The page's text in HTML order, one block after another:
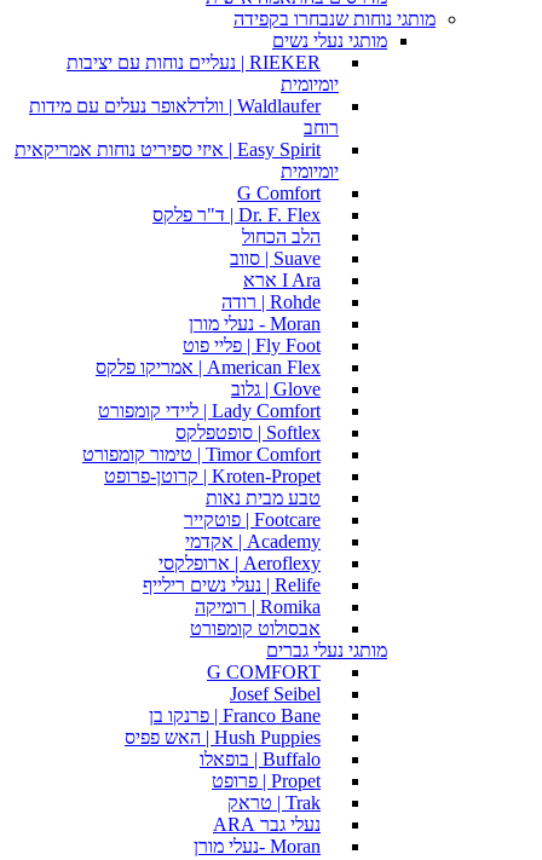
מותגי נוחות שנבחרו בקפידה
מותגי נעלי נשים
RIEKER | נעליים נוחות עם יציבות
יומיומית
Waldlaufer | וולדלאופר נעלים עם מידות
רוחב
Easy Spirit | איזי ספיריט נוחות אמריקאית
יומיומית
G Comfort
Dr. F. Flex | ד"ר פלקס
הלב הכחול
Suave | סווב
I Ara ארא
Rohde | רודה
Moran - נעלי מורן
Fly Foot | פליי פוט
American Flex | אמריקו פלקס
Glove | גלוב
Lady Comfort | ליידי קומפורט
Softlex | סופטפלקס
Timor Comfort | טימור קומפורט
Kroten-Propet | קרוטן-פרופט
טבע מבית נאות
Footcare | פוטקייר
Academy | אקדמי
Aeroflexy | ארופלקסי
Relife | נעלי נשים רילייף
Romika | רומיקה
אבסולוט קומפורט
מותגי נעלי גברים
G COMFORT
Josef Seibel
Franco Bane | פרנקו בן
Hush Puppies | האש פפיס
Buffalo | בופאלו
Propet | פרופט
Trak | טראק
נעלי גבר ARA
Moran -נעלי מורן